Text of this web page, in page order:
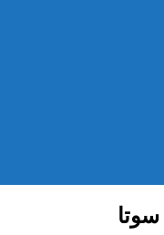
سوتا